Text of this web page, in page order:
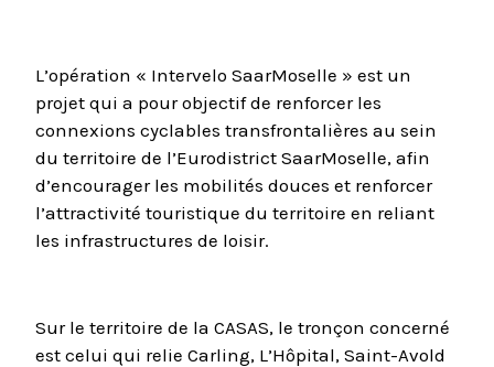
L’opération « Intervelo SaarMoselle » est un
projet qui a pour objectif de renforcer les
connexions cyclables transfrontalières au sein
du territoire de l’Eurodistrict SaarMoselle, afin
d’encourager les mobilités douces et renforcer
l’attractivité touristique du territoire en reliant
les infrastructures de loisir.
Sur le territoire de la CASAS, le tronçon concerné
est celui qui relie Carling, L’Hôpital, Saint-Avold